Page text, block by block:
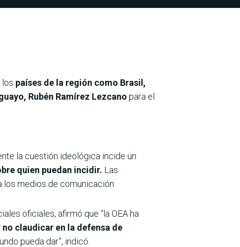
los países de la región como Brasil,
Rubén Ramírez Lezcano para el
la cuestión ideológica incide un
quien puedan incidir. Las
medios de comunicación.
oficiales, afirmó que “la OEA ha
no claudicar en la defensa de
pueda dar”, indicó.